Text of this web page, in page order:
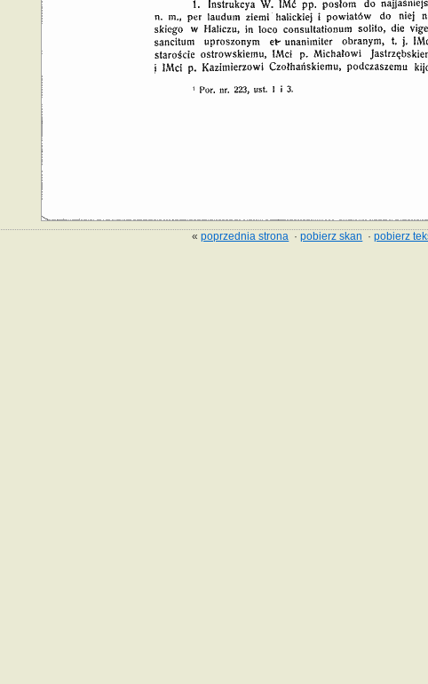
«poprzednia strona ·pobierz skan ·pobierz